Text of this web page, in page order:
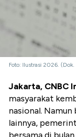
Foto: Ilustrasi 2026. (Dok.
Jakarta, CNBC
masyarakat
nasional.
lainnya,